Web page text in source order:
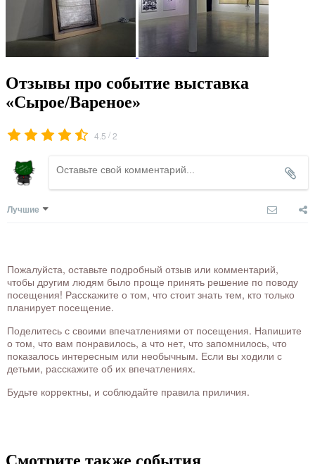
Отзывы про событие выставка
«Сырое/Вареное»
4.5 /2
Лучшие
Пожалуйста, оставьте подробный отзыв или комментарий,
чтобы другим людям было проще принять решение по поводу
посещения! Расскажите о том, что стоит знать тем, кто только
планирует посещение.
Поделитесь с своими впечатлениями от посещения. Напишите
о том, что вам понравилось, а что нет, что запомнилось, что
показалось интересным или необычным. Если вы ходили с
детьми, расскажите об их впечатлениях.
Будьте корректны, и соблюдайте правила приличия.
Смотрите также события